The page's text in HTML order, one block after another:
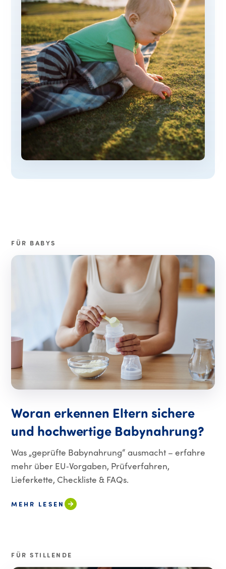
FÜR BABYS
Woran erkennen Eltern sichere
und hochwertige Babynahrung?
Was „geprüfte Babynahrung“ ausmacht – erfahre
mehr über EU‑Vorgaben, Prüfverfahren,
Lieferkette, Checkliste & FAQs.
MEHR LESEN
FÜR STILLENDE